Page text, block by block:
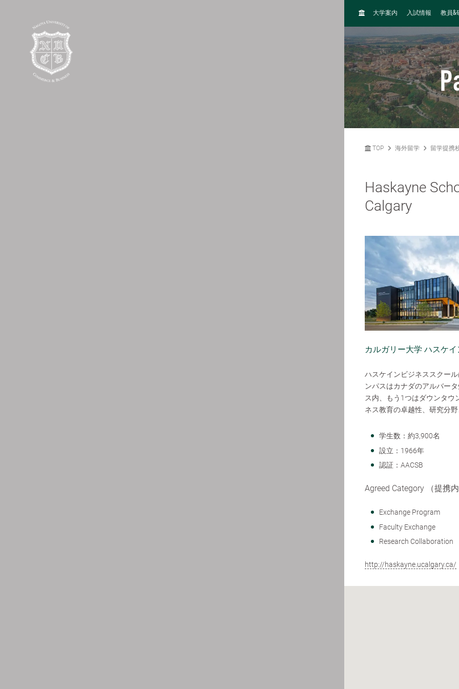
H
E
大学案内 入試情報 教員&
TOP 海外留学 留学提携
Haskayne
Calgary
カルガリー大学 ハスケ
ハスケインビジネススクー
ンパスはカナダのアルバー
ス内、もう1つはダウンタウ
ネス教育の卓越性、研究分
学生数：約3,900名
設立：1966年
認証：AACSB
Agreed Category （提携
Exchange Program
Faculty Exchange
Research Collaboration
http://haskayne.ucalgary.ca/